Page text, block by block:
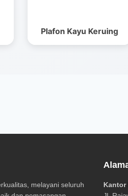
Plafon Kayu Keruing
melayani seluruh
Kantor